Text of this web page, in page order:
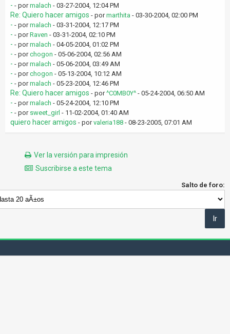
- - pormalach - 03-27-2004, 12:04 PM
Re: Quiero hacer amigos - pormarthita - 03-30-2004, 02:00 PM
- - pormalach - 03-31-2004, 12:17 PM
- - porRaven - 03-31-2004, 02:10 PM
- - pormalach - 04-05-2004, 01:02 PM
- - porchogon - 05-06-2004, 02:56 AM
- - pormalach - 05-06-2004, 03:49 AM
- - porchogon - 05-13-2004, 10:12 AM
- - pormalach - 05-23-2004, 12:46 PM
Re: Quiero hacer amigos - por^C0MB0Y^ - 05-24-2004, 06:50 AM
- - pormalach - 05-24-2004, 12:10 PM
- - por sweet_girl - 11-02-2004, 01:40 AM
quiero hacer amigos - porvaleria188 - 08-23-2005, 07:01 AM
Ver la versión para impresión
Suscribirse a este tema
Salto de foro: